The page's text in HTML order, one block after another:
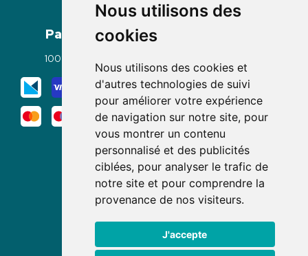
Nous utilisons des
cookies
Nous utilisons des cookies et
d'autres technologies de suivi
pour améliorer votre expérience
de navigation sur notre site, pour
vous montrer un contenu
personnalisé et des publicités
ciblées, pour analyser le trafic de
notre site et pour comprendre la
provenance de nos visiteurs.
J'accepte
Paiement
100% sécurisé
Mode de livraison
Nous suivre